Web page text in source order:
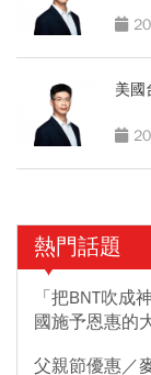
美國
熱門話題
「把BNT吹成
國施予恩惠的
父親節優惠／